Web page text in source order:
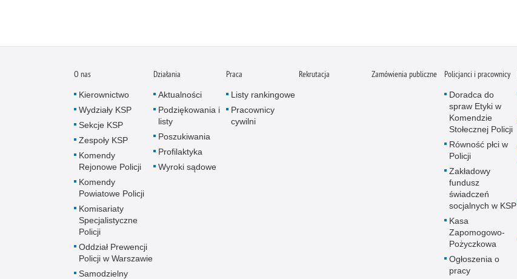
O nas
Kierownictwo
Wydziały KSP
Sekcje KSP
Zespoły KSP
Komendy
Rejonowe Policji
Komendy
Powiatowe Policji
Komisariaty
Specjalistyczne
Policji
Oddział Prewencji
Policji w Warszawie
Samodzielny
Działania
Aktualności
Podziękowania i
listy
Poszukiwania
Profilaktyka
Wyroki sądowe
Praca
Listy rankingowe
Pracownicy
cywilni
Rekrutacja Zamówienia publiczne Policjanci i pracownicy
Doradca do
spraw Etyki w
Komendzie
Stołecznej Policji
Równość płci w
Policji
Zakładowy
fundusz
świadczeń
socjalnych w KSP
Kasa
Zapomogowo-
Pożyczkowa
Ogłoszenia o
pracy